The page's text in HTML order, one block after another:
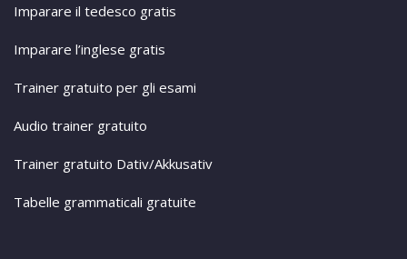
Imparare il tedesco gratis
Imparare l’inglese gratis
Trainer gratuito per gli esami
Audio trainer gratuito
Trainer gratuito Dativ/Akkusativ
Tabelle grammaticali gratuite